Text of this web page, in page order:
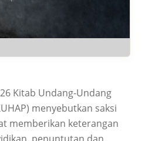
Kitab Undang-Undang
menyebutkan saksi
memberikan keterangan